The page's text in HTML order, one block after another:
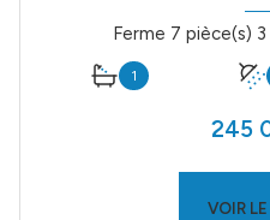
1
245
VOIR